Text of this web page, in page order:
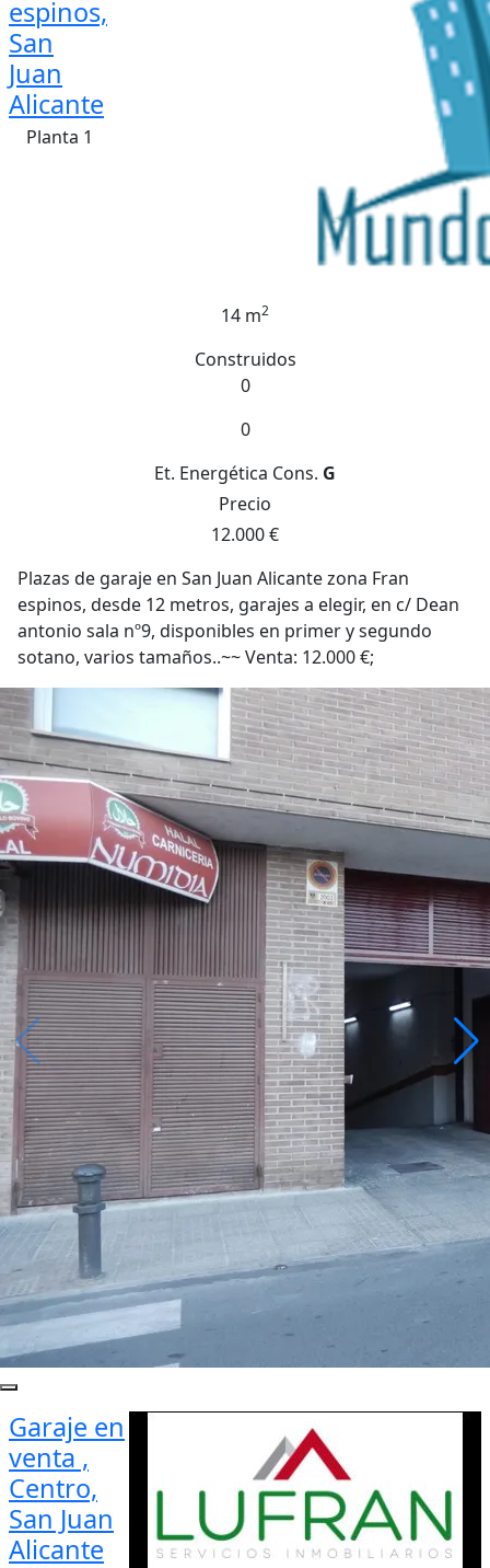
espinos,
San
Juan
Alicante
Planta 1
14 m2
Construidos
0
0
Et. Energética Cons. G
Precio
12.000 €
Plazas de garaje en San Juan Alicante zona Fran
espinos, desde 12 metros, garajes a elegir, en c/ Dean
antonio sala nº9, disponibles en primer y segundo
sotano, varios tamaños..~~ Venta: 12.000 €;
Garaje en
venta ,
Centro,
San Juan
Alicante